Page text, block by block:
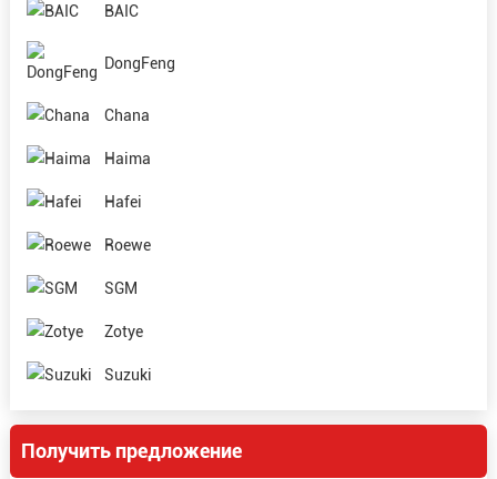
BAIC
DongFeng
Chana
Haima
Hafei
Roewe
SGM
Zotye
Suzuki
Получить предложение